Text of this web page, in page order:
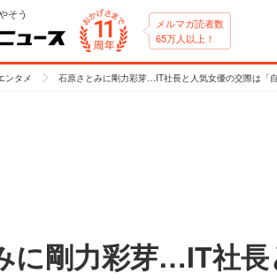
そう
メルマガ読者数
65万人以上！
ンタメ 石原さとみに剛力彩芽…IT社長と人気女優の交際は「
に剛力彩芽…IT社